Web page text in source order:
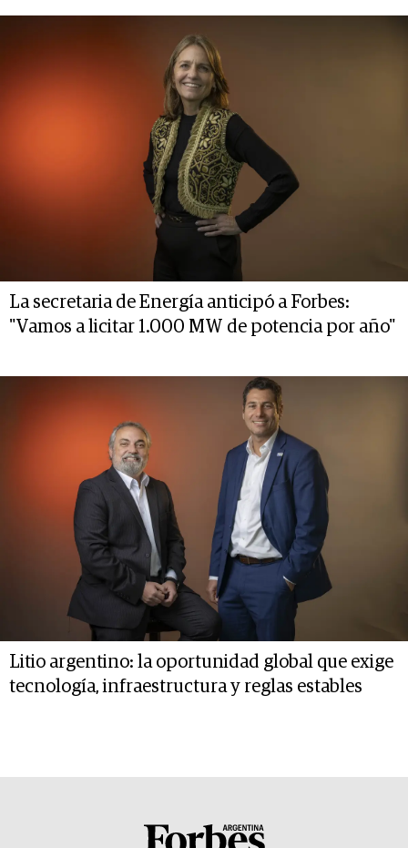
La secretaria de Energía anticipó a Forbes:
"Vamos a licitar 1.000 MW de potencia por año"
Litio argentino: la oportunidad global que exige
tecnología, infraestructura y reglas estables